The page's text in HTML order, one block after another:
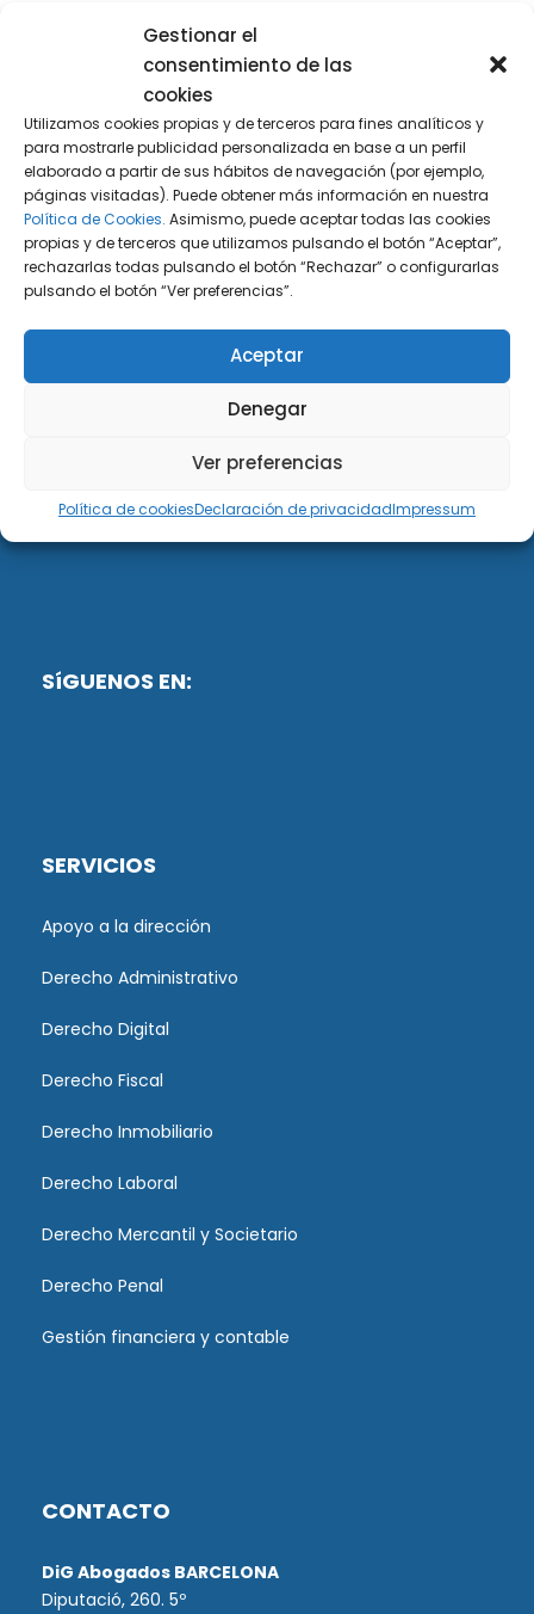
Gestionar el
consentimiento de las
cookies
Utilizamos cookies propias y de terceros para fines analíticos y
para mostrarle publicidad personalizada en base a un perfil
elaborado a partir de sus hábitos de navegación (por ejemplo,
páginas visitadas). Puede obtener más información en nuestra
Política de Cookies. Asimismo, puede aceptar todas las cookies
propias y de terceros que utilizamos pulsando el botón “Aceptar”,
rechazarlas todas pulsando el botón “Rechazar” o configurarlas
pulsando el botón “Ver preferencias”.
Aceptar
Denegar
Ver preferencias
Política de cookiesDeclaración de privacidadImpressum
Buscador de artículos
DiG ABOGADOS
DiG Abogados es un despacho de abogados
multidisciplinar especializado en las materias de
fiscalidad y mercantil. Llevamos más de 50 años al
SíGUENOS EN:
SERVICIOS
Apoyo a la dirección
Derecho Administrativo
Derecho Digital
Derecho Fiscal
Derecho Inmobiliario
Derecho Laboral
Derecho Mercantil y Societario
Derecho Penal
Gestión financiera y contable
CONTACTO
DiG Abogados BARCELONA
Diputació, 260. 5º